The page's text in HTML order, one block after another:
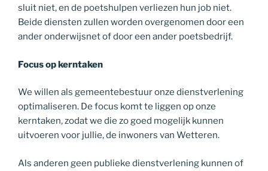
sluit niet, en de poetshulpen verliezen hun job niet.
Beide diensten zullen worden overgenomen door een
ander onderwijsnet of door een ander poetsbedrijf.
Focus op kerntaken
We willen als gemeentebestuur onze dienstverlening
optimaliseren. De focus komt te liggen op onze
kerntaken, zodat we die zo goed mogelijk kunnen
uitvoeren voor jullie, de inwoners van Wetteren.
Als anderen geen publieke dienstverlening kunnen of